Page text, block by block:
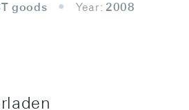
goods
Year: 2008